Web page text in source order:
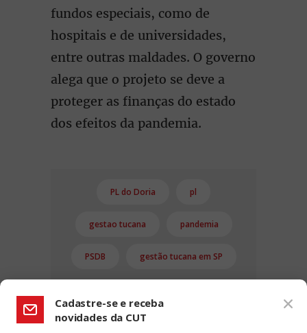
fundos especiais, como de
hospitais e de universidades,
entre outras maldades. O governo
alega que o projeto se deve a
proteger as finanças do estado
dos efeitos da pandemia.
PL do Doria pl
gestao tucana pandemia
PSDB gestão tucana em SP
Cadastre-se e receba
novidades da CUT